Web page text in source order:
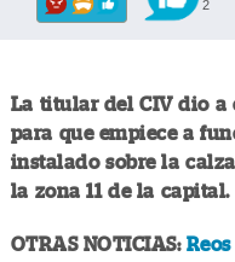
2
La titular del CIV dio a
para que empiece a
instalado sobre la
la zona 11 de la capital.
OTRAS NOTICIAS: